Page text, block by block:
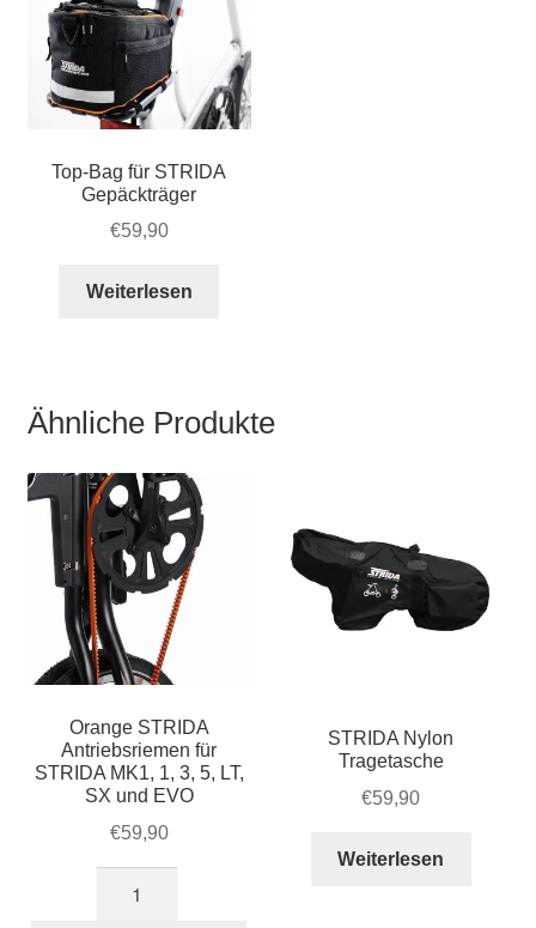
der
gewählt
Top-Bag für STRIDA
Gepäckträger
€59,90
Weiterlesen
Ähnliche Produkte
Orange STRIDA
Antriebsriemen für
STRIDA MK1, 1, 3, 5, LT,
SX und EVO
€59,90
STRIDA Nylon
Tragetasche
€59,90
Weiterlesen